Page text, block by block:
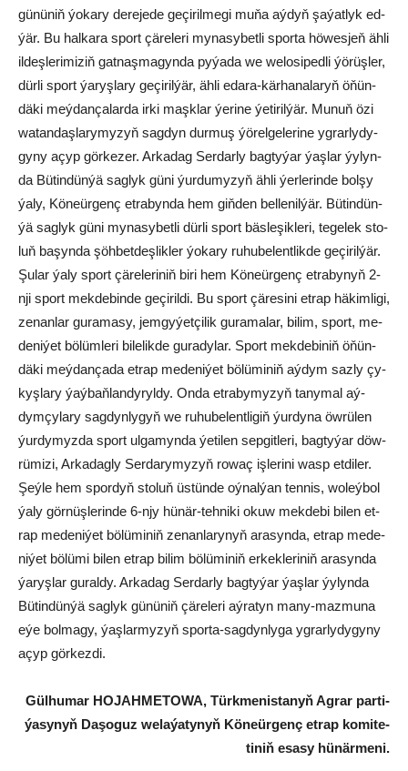
gü­nü­niň ýo­ka­ry de­re­je­de ge­çi­ril­me­gi mu­ňa aý­dyň şa­ýat­lyk ed­
ýär. Bu hal­ka­ra sport çä­re­le­ri my­na­sy­bet­li spor­ta hö­wes­jeň äh­li
il­deş­le­ri­mi­ziň gat­naş­ma­gyn­da py­ýa­da we we­lo­si­ped­li ýö­rüş­ler,
dür­li sport ýa­ryş­la­ry ge­çi­ril­ýär, äh­li eda­ra-kär­ha­na­la­ryň öňün­
dä­ki meý­dan­ça­lar­da ir­ki maşk­lar ýe­ri­ne ýe­ti­ril­ýär. Mu­nuň özi
wa­tan­daş­la­ry­my­zyň sag­dyn dur­muş ýö­rel­ge­le­ri­ne yg­rar­ly­dy­
gy­ny açyp gör­ke­zer. Ar­ka­dag Ser­dar­ly bag­ty­ýar ýaş­lar ýy­lyn­
da Bü­tin­dün­ýä sag­lyk gü­ni ýur­du­my­zyň äh­li ýer­le­rin­de bol­şy
ýa­ly, Kö­ne­ür­genç et­ra­byn­da hem giň­den bel­le­nil­ýär. Bü­tin­dün­
ýä sag­lyk gü­ni my­na­sy­bet­li dür­li sport bäs­le­şik­le­ri, te­ge­lek sto­
luň ba­şyn­da şöh­bet­deş­lik­ler ýo­ka­ry ru­hu­be­lent­lik­de ge­çi­ril­ýär.
Şu­lar ýa­ly sport çä­re­le­ri­niň bi­ri hem Kö­ne­ür­genç et­ra­by­nyň 2-
nji sport mek­de­bin­de ge­çi­ril­di. Bu sport çä­re­si­ni et­rap hä­kim­li­gi,
ze­nan­lar gu­ra­ma­sy, jem­gy­ýet­çi­lik gu­ra­ma­lar, bi­lim, sport, me­
de­ni­ýet bö­lüm­le­ri bi­le­lik­de gu­ra­dy­lar. Sport mek­de­bi­niň öňün­
dä­ki meý­dan­ça­da et­rap me­de­ni­ýet bö­lü­mi­niň aý­dym saz­ly çy­
kyş­la­ry ýaý­baň­lan­dy­ryl­dy. On­da et­ra­by­my­zyň ta­ny­mal aý­
dym­çy­la­ry sag­dyn­ly­gyň we ru­hu­be­lent­li­giň ýur­dy­na öw­rü­len
ýur­dy­myz­da sport ul­ga­myn­da ýe­ti­len sep­git­le­ri, bag­ty­ýar döw­
rü­mi­zi, Ar­ka­dag­ly Ser­da­ry­my­zyň ro­waç iş­le­ri­ni wasp et­di­ler.
Şeý­le hem spor­dyň sto­luň üs­tün­de oý­nal­ýan ten­nis, wo­leý­bol
ýa­ly gör­nüş­le­rin­de 6-njy hü­när-teh­ni­ki okuw mek­de­bi bi­len et­
rap me­de­ni­ýet bö­lü­mi­niň ze­nan­la­ry­nyň ara­syn­da, et­rap me­de­
ni­ýet bö­lü­mi bi­len et­rap bi­lim bö­lü­mi­niň er­kek­le­ri­niň ara­syn­da
ýa­ryş­lar gu­ral­dy. Ar­ka­dag Ser­dar­ly bag­ty­ýar ýaş­lar ýy­lyn­da
Bü­tin­dün­ýä sag­lyk gü­nü­niň çä­re­le­ri aý­ra­tyn ma­ny-maz­mu­na
eýe bol­ma­gy, ýaş­lar­my­zyň spor­ta-sag­dyn­ly­ga yg­rar­ly­dy­gy­ny
açyp gör­kez­di.
Gül­hu­mar HO­JAH­ME­TO­WA, Türk­me­nis­ta­nyň Ag­rar par­ti­
ýa­sy­nyň Da­şo­guz we­la­ýa­ty­nyň Kö­ne­ür­genç et­rap ko­mi­te­
ti­niň esa­sy hü­när­me­ni.